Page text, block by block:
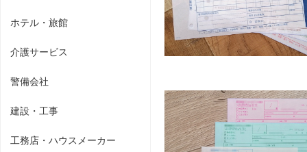
ホテル・旅館
介護サービス
警備会社
建設・工事
工務店・ハウスメーカー